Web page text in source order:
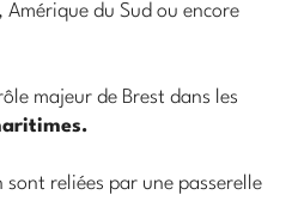
du Sud ou encore
majeur de Brest dans les
reliées par une passerelle